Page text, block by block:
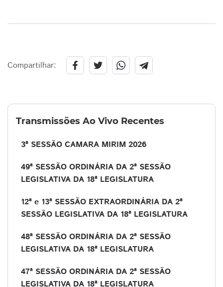
Compartilhar:
Transmissões Ao Vivo Recentes
3ª SESSÃO CAMARA MIRIM 2026
49ª SESSÃO ORDINÁRIA DA 2ª SESSÃO
LEGISLATIVA DA 18ª LEGISLATURA
12ª e 13ª SESSÃO EXTRAORDINÁRIA DA 2ª
SESSÃO LEGISLATIVA DA 18ª LEGISLATURA
48ª SESSÃO ORDINÁRIA DA 2ª SESSÃO
LEGISLATIVA DA 18ª LEGISLATURA
47ª SESSÃO ORDINÁRIA DA 2ª SESSÃO
LEGISLATIVA DA 18ª LEGISLATURA